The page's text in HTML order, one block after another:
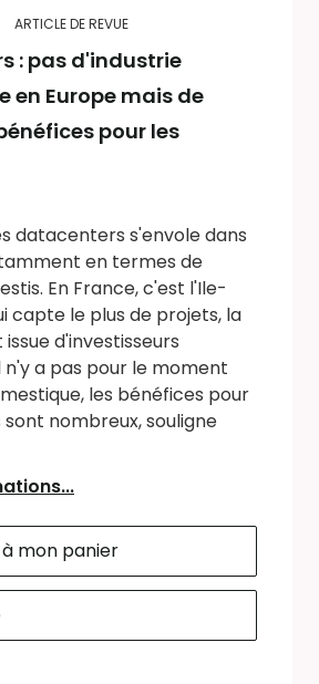
ARTICLE DE REVUE
: pas d'industrie
en Europe mais de
pour les
datacenters s'envole dans
en termes de
En France, c'est l'Ile-
capte le plus de projets, la
d'investisseurs
n'y a pas pour le moment
les bénéfices pour
nombreux, souligne
mon panier